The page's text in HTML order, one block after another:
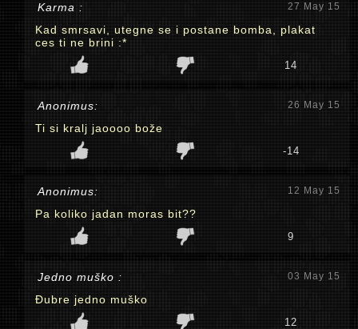
Karma : 27 May 15
Kad smrsavi, utegne se i postane bomba, plakat
ces ti ne brini :*
14
Anonimus: 26 May 15
Ti si kralj jaoooo bože
-14
Anonimus: 12 May 15
Pa koliko jadan moras bit??
9
Jedno muško : 03 May 15
Đubre jedno muško
12